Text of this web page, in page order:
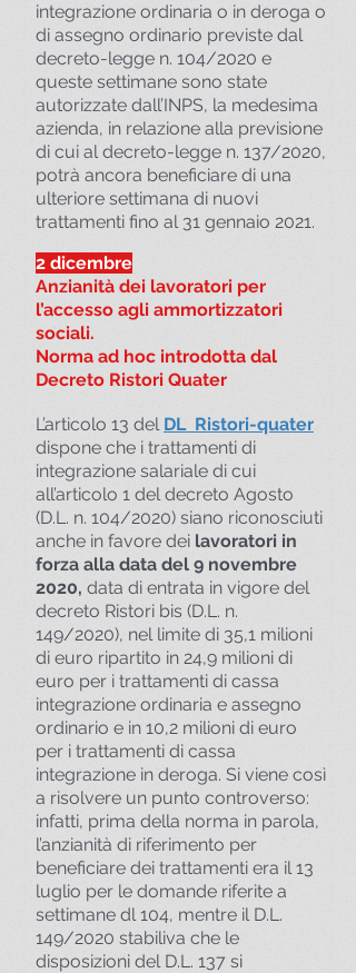
2 dicembre
Anzianità dei lavoratori per
l’accesso agli ammortizzatori
sociali.
Norma ad hoc introdotta dal
Decreto Ristori Quater
L’articolo 13 del DL Ristori-quater
dispone che i trattamenti di
integrazione salariale di cui
all’articolo 1 del decreto Agosto
(D.L. n. 104/2020) siano riconosciuti
anche in favore dei lavoratori in
forza alla data del 9 novembre
2020, data di entrata in vigore del
decreto Ristori bis (D.L. n.
149/2020), nel limite di 35,1 milioni
di euro ripartito in 24,9 milioni di
euro per i trattamenti di cassa
integrazione ordinaria e assegno
ordinario e in 10,2 milioni di euro
per i trattamenti di cassa
integrazione in deroga. Si viene così
a risolvere un punto controverso:
infatti, prima della norma in parola,
l’anzianità di riferimento per
beneficiare dei trattamenti era il 13
luglio per le domande riferite a
settimane dl 104, mentre il D.L.
149/2020 stabiliva che le
disposizioni del D.L. 137 si
integrazione ordinaria o in deroga o
di assegno ordinario previste dal
decreto-legge n. 104/2020 e
queste settimane sono state
autorizzate dall’INPS, la medesima
azienda, in relazione alla previsione
di cui al decreto-legge n. 137/2020,
potrà ancora beneficiare di una
ulteriore settimana di nuovi
trattamenti fino al 31 gennaio 2021.